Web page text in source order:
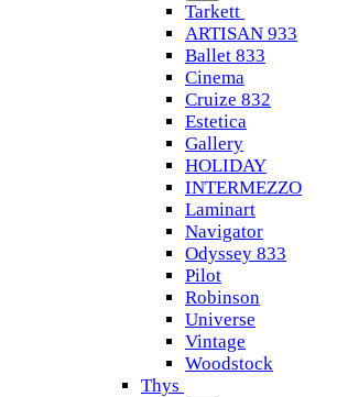
Tarkett
ARTISAN 933
Ballet 833
Cinema
Cruize 832
Estetica
Gallery
HOLIDAY
INTERMEZZO
Laminart
Navigator
Odyssey 833
Pilot
Robinson
Universe
Vintage
Woodstock
Thys